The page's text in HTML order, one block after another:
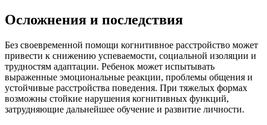
Осложнения и последствия
Без своевременной помощи когнитивное расстройство может
привести к снижению успеваемости, социальной изоляции и
трудностям адаптации. Ребенок может испытывать
выраженные эмоциональные реакции, проблемы общения и
устойчивые расстройства поведения. При тяжелых формах
возможны стойкие нарушения когнитивных функций,
затрудняющие дальнейшее обучение и развитие личности.